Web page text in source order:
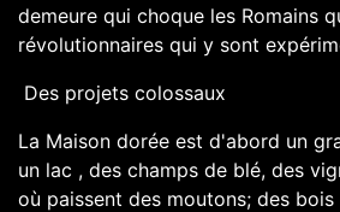
demeure qui choque les Romains
révolutionnaires qui y sont
Des projets colossaux
La Maison dorée est d'abord un
un lac , des champs de blé, des
où paissent des moutons; des